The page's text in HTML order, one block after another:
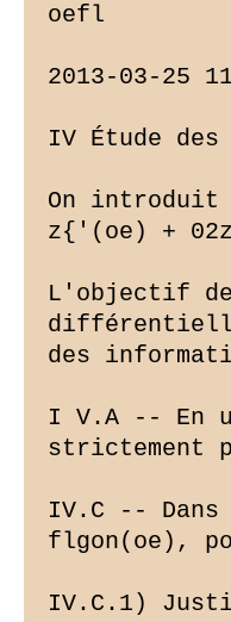
oefl
2013-03-25
IV Étude des
On
z{'(oe) +
L'objectif
des
I V.A -- En
strictement
IV.C --
flgon(oe),
IV.C.1)